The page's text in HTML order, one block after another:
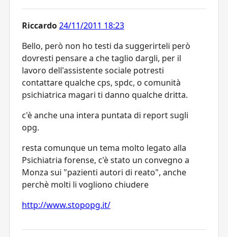
Riccardo24/11/2011 18:23
Bello, però non ho testi da suggerirteli però
dovresti pensare a che taglio dargli, per il
lavoro dell'assistente sociale potresti
contattare qualche cps, spdc, o comunità
psichiatrica magari ti danno qualche dritta.
c'è anche una intera puntata di report sugli
opg.
resta comunque un tema molto legato alla
Psichiatria forense, c'è stato un convegno a
Monza sui "pazienti autori di reato", anche
perchè molti li vogliono chiudere
http://www.stopopg.it/